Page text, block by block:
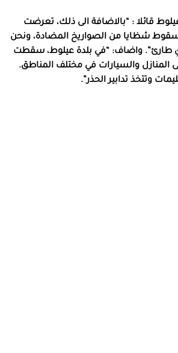
قائلا : “بالاضافة الى ذلك، تعرضت
لسقوط شظايا من الصواريخ المضادة، ونحن
طارئ”. واضاف: “في بلدة عيلوط، سقطت
المنازل والسيارات في مختلف المناطق.
وتتخذ تدابير الحذر”.